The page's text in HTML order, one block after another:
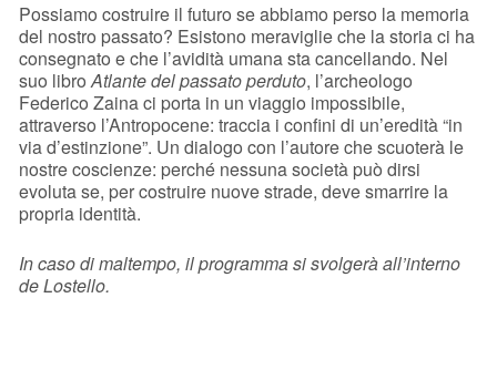
Possiamo costruire il futuro se abbiamo perso la memoria
del nostro passato? Esistono meraviglie che la storia ci ha
consegnato e che l’avidità umana sta cancellando. Nel
suo libroAtlante del passato perduto, l’archeologo
Federico Zaina ci porta in un viaggio impossibile,
attraverso l’Antropocene: traccia i confini di un’eredità “in
via d’estinzione”. Un dialogo con l’autore che scuoterà le
nostre coscienze: perché nessuna società può dirsi
evoluta se, per costruire nuove strade, deve smarrire la
propria identità.
In caso di maltempo, il programma si svolgerà all’interno
de Lostello.